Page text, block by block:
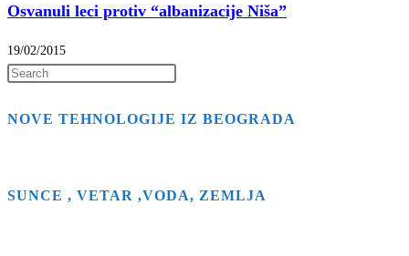
Osvanuli leci protiv “albanizacije Niša”
19/02/2015
to
NOVE TEHNOLOGIJE IZ BEOGRADA
SUNCE , VETAR ,VODA, ZEMLJA